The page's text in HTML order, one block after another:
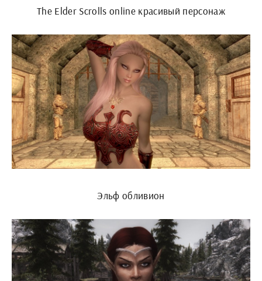
The Elder Scrolls online красивый персонаж
Эльф обливион